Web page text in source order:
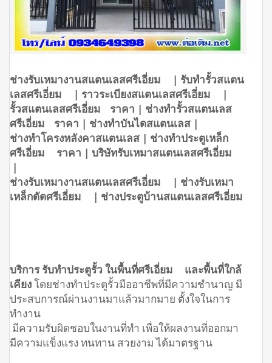
ช่างรับเหมางานสแตนเลสศรีเอี่ยม | รับทำรั้วสแตน
เลสศรีเอี่ยม | ราวระเบียงสแตนเลสศรีเอี่ยม |
รั้วสแตนเลสศรีเอี่ยม ราคา | ช่างทำรั้วสแตนเลส
ศรีเอี่ยม ราคา | ช่างทำบันไดสแตนเลส |
ช่างทำโครงหลังคาสแตนเลส | ช่างทำประตูเหล็ก
ศรีเอี่ยม ราคา | บริษัทรับเหมาสแตนเลสศรีเอี่ยม
|
ช่างรับเหมางานสแตนเลสศรีเอี่ยม | ช่างรับเหมา
เหล็กดัดศรีเอี่ยม | ช่างประตูบ้านสแตนเลสศรีเอี่ยม
บริการ รับทำประตูรั้ว ในพื้นที่ศรีเอี่ยม และพื้นที่ใกล้
เคียงโดยช่างทำประตูรั้วมืออาชีพที่มีความชำนาญ มี
ประสบการณ์ผ่านงานมาแล้วมากมาย ตั้งใจในการ
ทำงาน
มีความรับผิดชอบในงานที่ทำ เพื่อให้ผลงานที่ออกมา
มีความแข็งแรง ทนทาน สวยงาม ได้มาตรฐาน